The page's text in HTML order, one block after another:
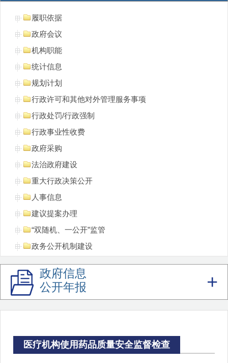
履职依据
政府会议
机构职能
统计信息
规划计划
行政许可和其他对外管理服务事项
行政处罚/行政强制
行政事业性收费
政府采购
法治政府建设
重大行政决策公开
人事信息
建议提案办理
“双随机、一公开”监管
政务公开机制建设
重点领域信息
领导公开接访
不动产登记信息
财政预决算信息
政府信息
公开年报
医疗机构使用药品质量安全监督检查